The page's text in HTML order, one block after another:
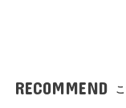
RECOMMEND